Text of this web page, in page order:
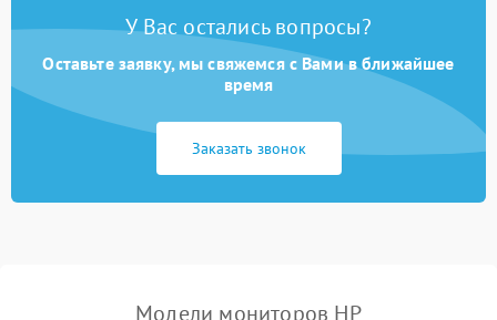
питания
Подробнее →
защиты от перегрузок
1000 ₽ Подробнее →
1000 ₽
У Вас остались вопросы?
Оставьте заявку, мы свяжемся с Вами в ближайшее
время
Заказать звонок
Модели мониторов HP